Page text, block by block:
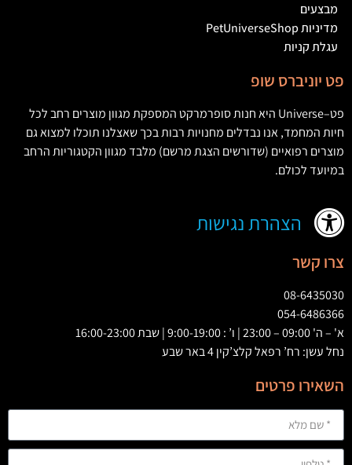
מבצעים
מדיניות PetUniverseShop
עגלת קניות
פט יוניברס שופ
פט–
Universe היא חנות סופרמרקט המספקת מגוון מוצרים רחב לכל
חיות המחמד,אנו נבדלים מחנויות רבות בכך שאצלנו תוכלו למצוא גם
מוצרים רפואיים (שדורשים הצגת מרשם) מלבד מגוון הקטגוריות הרחב
במיועד לכולם.
הצהרת נגישות
צרו קשר
08-6435030
054-6486366
א' – ה' 09:00 – 23:00 | ו’ : 9:00-19:00 | שבת 16:00-23:00
נחל עשן: רח’ רפאל קלצ’קין 4 באר שבע
השאירו פרטים